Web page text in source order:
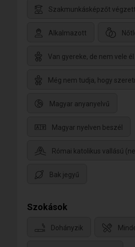
Szakmunkásképzőt
Alkalmazott
Van gyereke, de nem vele él
Még nem tudja, hogy
Magyar anyanyelvű
Magyar nyelven beszél
Római katolikus vallású
Bak jegyű
Szokások
Dohányzik